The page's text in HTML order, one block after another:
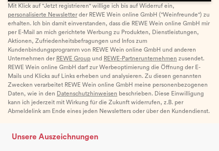
Mit Klick auf "Jetzt registrieren" willige ich bis auf Widerruf ein,
personalisierte Newsletter der REWE Wein online GmbH ("Weinfreunde") zu
erhalten. Ich bin damit einverstanden, dass die REWE Wein online GmbH mir
per E-Mail an mich gerichtete Werbung zu Produkten, Dienstleistungen,
Aktionen, Zufriedenheitsbefragungen und Infos zum
Kundenbindungsprogramm von REWE Wein online GmbH und anderen
Unternehmen der REWE Group und REWE-Partnerunternehmen zusendet.
REWE Wein online GmbH darf zur Werbeoptimierung die Öffnung der E-
Mails und Klicks auf Links erheben und analysieren. Zu diesen genannten
Zwecken verarbeitet REWE Wein online GmbH meine personenbezogenen
Daten, wie in den Datenschutzhinweisen beschrieben. Diese Einwilligung
kann ich jederzeit mit Wirkung für die Zukunft widerrufen, z.B. per
Abmeldelink am Ende eines jeden Newsletters oder über den Kundendienst.
Unsere Auszeichnungen